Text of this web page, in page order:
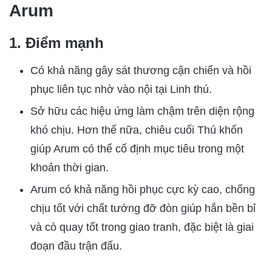
Arum
1. Điểm mạnh
Có khả năng gây sát thương cận chiến và hồi
phục liên tục nhờ vào nội tại Linh thú.
Sở hữu các hiệu ứng làm chậm trên diện rộng
khó chịu. Hơn thế nữa, chiêu cuối Thú khốn
giúp Arum có thể cố định mục tiêu trong một
khoản thời gian.
Arum có khả năng hồi phục cực kỳ cao, chống
chịu tốt với chất tướng đỡ đòn giúp hắn bền bỉ
và cò quay tốt trong giao tranh, đặc biệt là giai
đoạn đầu trận đấu.